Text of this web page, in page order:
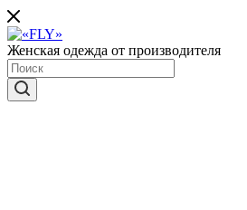
Женская одежда от производителя